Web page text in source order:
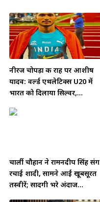
नीरज चोपड़ा की राह पर आशीष
यादव: वर्ल्ड एथलेटिक्स U20 में
भारत को दिलाया सिल्वर,...
चार्ली चौहान ने रामनदीप सिंह संग
रचाई शादी, सामने आईं खूबसूरत
तस्वीरें; सादगी भरे अंदाज...